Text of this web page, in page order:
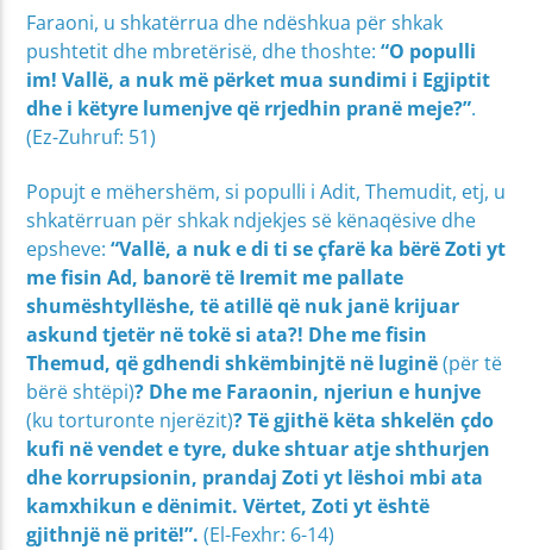
Faraoni, u shkatërrua dhe ndëshkua për shkak
pushtetit dhe mbretërisë, dhe thoshte:“O populli
im! Vallë, a nuk më përket mua sundimi i Egjiptit
dhe i këtyre lumenjve që rrjedhin pranë meje?”.
(Ez-Zuhruf: 51)
Popujt e mëhershëm, si populli i Adit, Themudit, etj, u
shkatërruan për shkak ndjekjes së kënaqësive dhe
epsheve:“Vallë, a nuk e di ti se çfarë ka bërë Zoti yt
me fisin Ad, banorë të Iremit me pallate
shumështyllëshe, të atillë që nuk janë krijuar
askund tjetër në tokë si ata?! Dhe me fisin
Themud, që gdhendi shkëmbinjtë në luginë(për të
bërë shtëpi)? Dhe me Faraonin, njeriun e hunjve
(ku torturonte njerëzit)? Të gjithë këta shkelën çdo
kufi në vendet e tyre, duke shtuar atje shthurjen
dhe korrupsionin, prandaj Zoti yt lëshoi mbi ata
kamxhikun e dënimit. Vërtet, Zoti yt është
gjithnjë në pritë!”. (El-Fexhr: 6-14)